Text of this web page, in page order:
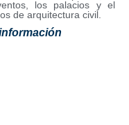
los palacios y el
de arquitectura civil.